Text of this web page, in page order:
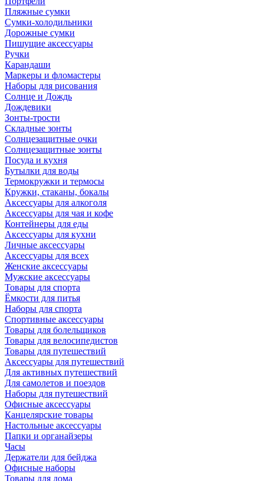
Пляжные сумки
Сумки-холодильники
Дорожные сумки
Пишущие аксессуары
Ручки
Карандаши
Маркеры и фломастеры
Наборы для рисования
Солнце и Дождь
Дождевики
Зонты-трости
Складные зонты
Солнцезащитные очки
Солнцезащитные зонты
Посуда и кухня
Бутылки для воды
Термокружки и термосы
Кружки, стаканы, бокалы
Аксессуары для алкоголя
Аксессуары для чая и кофе
Контейнеры для еды
Аксессуары для кухни
Личные аксессуары
Аксессуары для всех
Женские аксессуары
Мужские аксессуары
Товары для спорта
Ёмкости для питья
Наборы для спорта
Спортивные аксессуары
Товары для болельщиков
Товары для велосипедистов
Товары для путешествий
Аксессуары для путешествий
Для активных путешествий
Для самолетов и поездов
Наборы для путешествий
Офисные аксессуары
Канцелярские товары
Настольные аксессуары
Папки и органайзеры
Часы
Держатели для бейджа
Офисные наборы
Товары для дома